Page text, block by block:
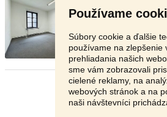
Používame
Súbory cookie a ďalšie
používame na zlepšenie
prehliadania našich
sme vám zobrazovali
cielené reklamy, na
webových stránok a na
naši návštevníci
Prenájom kancelárie
Farská ulička ...
Žilina - 010 01
Stránka: 1 2 3